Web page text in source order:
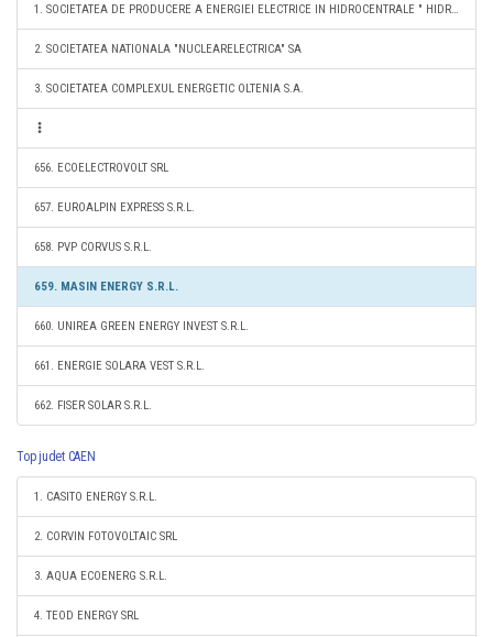
1. SOCIETATEA DE PRODUCERE A ENERGIEI ELECTRICE IN HIDROCENTRALE " HIDROELECTRICA" S.A.
2. SOCIETATEA NATIONALA "NUCLEARELECTRICA" SA
3. SOCIETATEA COMPLEXUL ENERGETIC OLTENIA S.A.
656. ECOELECTROVOLT SRL
657. EUROALPIN EXPRESS S.R.L.
658. PVP CORVUS S.R.L.
659. MASIN ENERGY S.R.L.
660. UNIREA GREEN ENERGY INVEST S.R.L.
661. ENERGIE SOLARA VEST S.R.L.
662. FISER SOLAR S.R.L.
Top judet CAEN
1. CASITO ENERGY S.R.L.
2. CORVIN FOTOVOLTAIC SRL
3. AQUA ECOENERG S.R.L.
4. TEOD ENERGY SRL